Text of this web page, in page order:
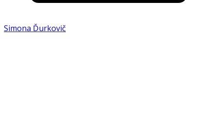
Simona Ďurkovič